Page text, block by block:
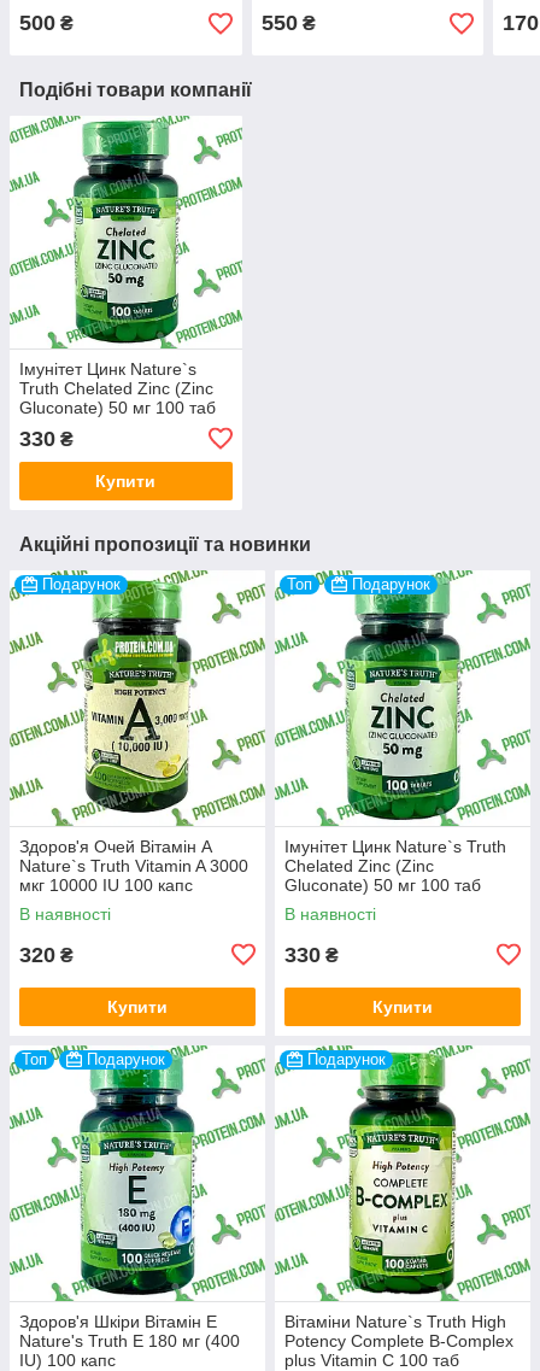
500 ₴ 550₴ 170
Подібні товари компанії
Імунітет Цинк Nature`s
Truth Chelated Zinc (Zinc
Gluconate) 50 мг 100 таб
330 ₴
Купити
Акційні пропозиції та новинки
Подарунок
Здоров'я Очей Вітамін А
Nature`s Truth Vitamin A 3000
мкг 10000 IU 100 капс
В наявності
320 ₴
Купити
Топ Подарунок
Імунітет Цинк Nature`s Truth
Chelated Zinc (Zinc
Gluconate) 50 мг 100 таб
В наявності
330 ₴
Купити
Топ Подарунок
Здоров'я Шкіри Вітамін Е
Nature's Truth E 180 мг (400
IU) 100 капс
Подарунок
Вітаміни Nature`s Truth High
Potency Complete B-Complex
plus Vitamin C 100 таб